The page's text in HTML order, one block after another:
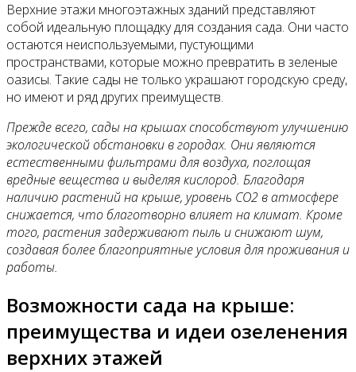
Верхние этажи многоэтажных зданий представляют
собой идеальную площадку для создания сада. Они часто
остаются неиспользуемыми, пустующими
пространствами, которые можно превратить в зеленые
оазисы. Такие сады не только украшают городскую среду,
но имеют и ряд других преимуществ.
Прежде всего, сады на крышах способствуют улучшению
экологической обстановки в городах. Они являются
естественными фильтрами для воздуха, поглощая
вредные вещества и выделяя кислород. Благодаря
наличию растений на крыше, уровень CO2 в атмосфере
снижается, что благотворно влияет на климат. Кроме
того, растения задерживают пыль и снижают шум,
создавая более благоприятные условия для проживания и
работы.
Возможности сада на крыше:
преимущества и идеи озеленения
верхних этажей